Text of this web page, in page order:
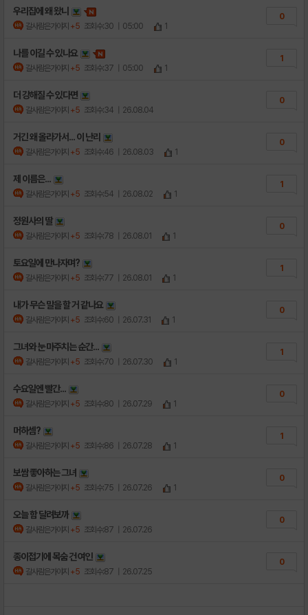
우리집에 왜 왔니
갈사람은가야지 +5 조회수:30 | 05:00 1
0
나를 이길 수 있나요
갈사람은가야지 +5 조회수:37 | 05:00 1
1
더 강해질 수 있다면
갈사람은가야지 +5 조회수:34 | 26.08.04
0
거긴 왜 올라가서... 이 난리
갈사람은가야지 +5 조회수:46 | 26.08.03 1
0
제 이름은...
갈사람은가야지 +5 조회수:54 | 26.08.02 1
1
정원사의 딸
갈사람은가야지 +5 조회수:78 | 26.08.01 1
0
토요일에 만나자며?
갈사람은가야지 +5 조회수:77 | 26.08.01 1
1
내가 무슨 말을 할 거 같나요
갈사람은가야지 +5 조회수:60 | 26.07.31 1
0
그녀와 눈 마주치는 순간...
갈사람은가야지 +5 조회수:70 | 26.07.30 1
1
수요일엔 빨간...
갈사람은가야지 +5 조회수:80 | 26.07.29 1
0
머하셈?
갈사람은가야지 +5 조회수:86 | 26.07.28 1
1
보쌈 좋아하는 그녀
갈사람은가야지 +5 조회수:75 | 26.07.26 1
0
오늘 함 달려보까
갈사람은가야지 +5 조회수:87 | 26.07.26
0
종이접기에 목숨 건 여인
갈사람은가야지 +5 조회수:87 | 26.07.25
0